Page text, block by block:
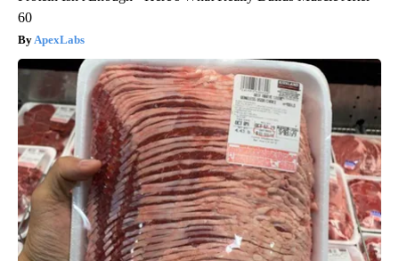
60
ApexLabs